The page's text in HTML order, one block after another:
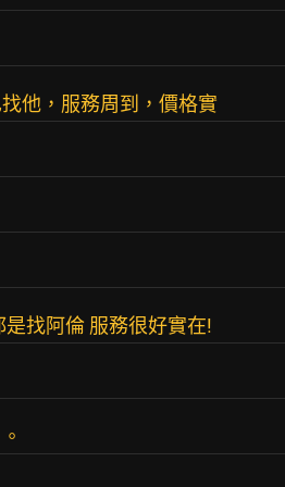
他，服務周到，價格實
找阿倫 服務很好實在!